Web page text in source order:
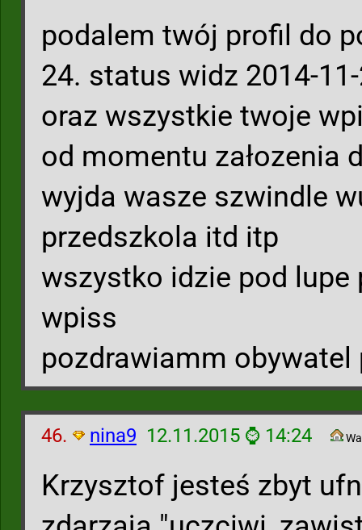
podalem twój profil do
24. status widz 2014-
oraz wszystkie twoje
od momentu załozenia
wyjda wasze szwindle
przedszkola itd itp
wszystko idzie pod
wpiss
pozdrawiamm obywatel
46. nina9 12.11.2015 ⌚ 14:24
Krzysztof jesteś zbyt